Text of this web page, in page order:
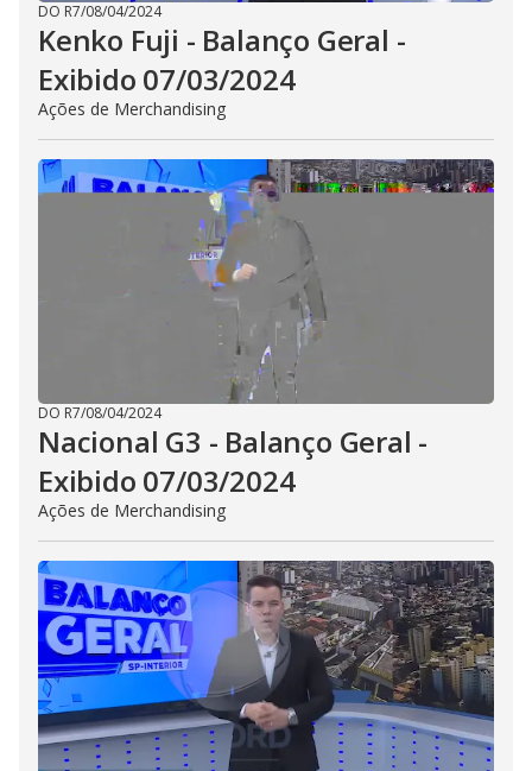
DO R7/08/04/2024
Kenko Fuji - Balanço Geral -
Exibido 07/03/2024
Ações de Merchandising
DO R7/08/04/2024
Nacional G3 - Balanço Geral -
Exibido 07/03/2024
Ações de Merchandising